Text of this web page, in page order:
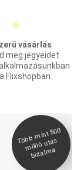
vásárlás
meg jegyeidet
Flixshopban.
Több
mint 500
millió utas
bizal
ma